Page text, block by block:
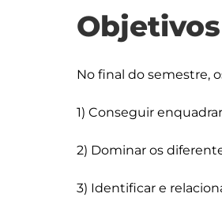
Objetivos
No final do semestre,
1) Conseguir
2) Dominar os
3) Identificar e